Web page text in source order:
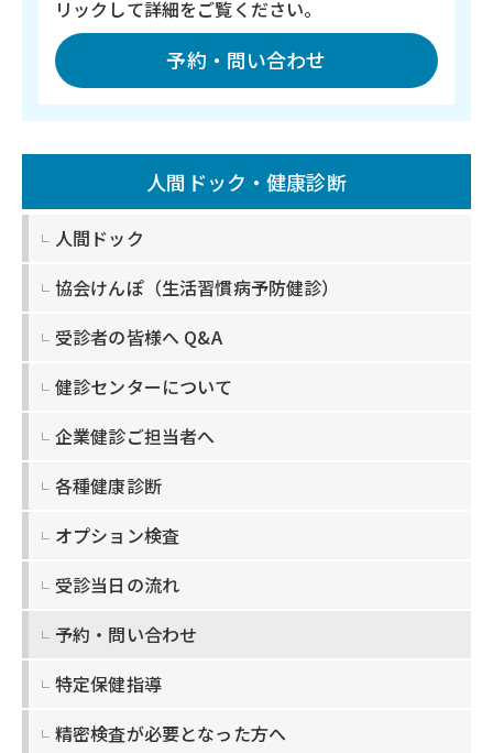
リックして詳細をご覧ください。
予約・問い合わせ
人間ドック・健康診断
人間ドック
協会けんぽ（生活習慣病予防健診）
受診者の皆様へ Q&A
健診センターについて
企業健診ご担当者へ
各種健康診断
オプション検査
受診当日の流れ
予約・問い合わせ
特定保健指導
精密検査が必要となった方へ